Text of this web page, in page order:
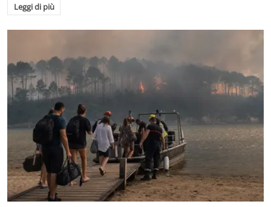
Leggi di più